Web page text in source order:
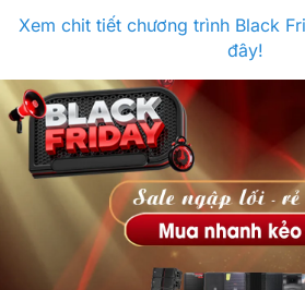
Xem chit tiết chương trình Black
đây!